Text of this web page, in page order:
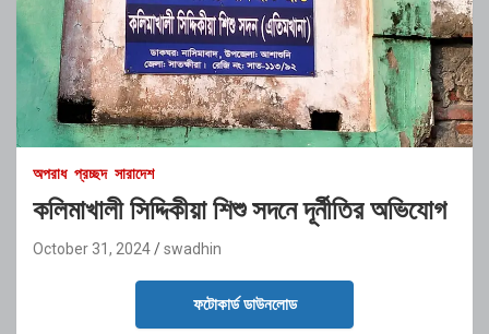
অপরাধ প্রচ্ছদ সারাদেশ
কলিমাখালী সিদ্দিকীয়া শিশু সদনে দূর্নীতির অভিযোগ
October 31, 2024 swadhin
ফটোকার্ড ডাউনলোড